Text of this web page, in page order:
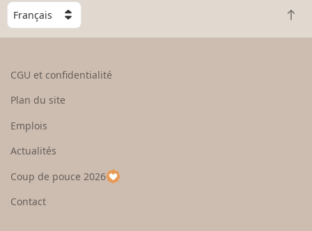
C
h
o
e
u
p
a
R
e
CGU et confidentialité
Plan du site
Emplois
Actualités
Coup de pouce 2026
Contact